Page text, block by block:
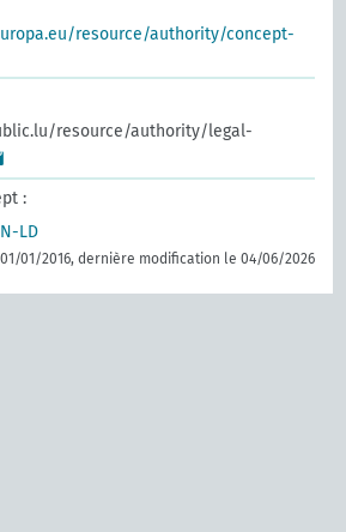
resource/authority/concept-
resource/authority/legal-
:
LD
01/2016, dernière modification le 04/06/2026